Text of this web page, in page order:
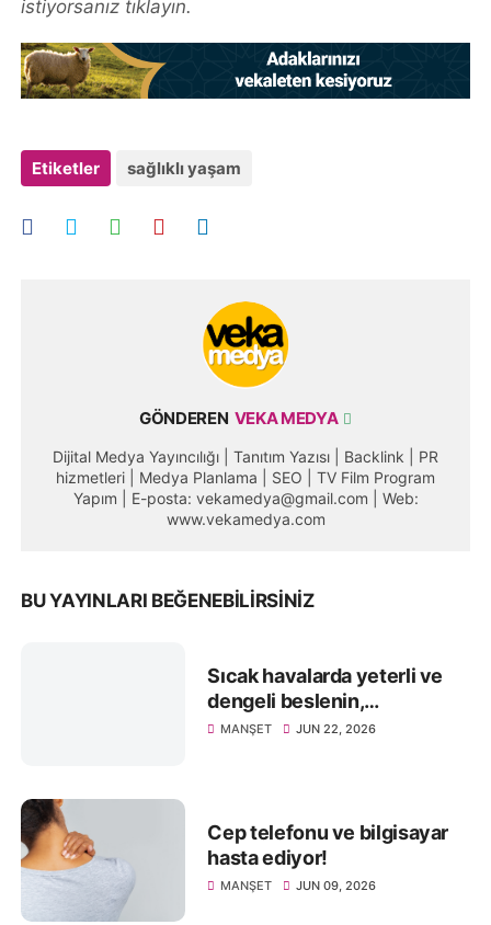
istiyorsanız tıklayın.
Etiketler sağlıklı yaşam
GÖNDEREN VEKA MEDYA
Dijital Medya Yayıncılığı | Tanıtım Yazısı | Backlink | PR
hizmetleri | Medya Planlama | SEO | TV Film Program
Yapım | E-posta: vekamedya@gmail.com | Web:
www.vekamedya.com
BU YAYINLARI BEĞENEBILIRSINIZ
Sıcak havalarda yeterli ve
dengeli beslenin,
sağlığınızdan olmayın
MANŞET JUN 22, 2026
Cep telefonu ve bilgisayar
hasta ediyor!
MANŞET JUN 09, 2026